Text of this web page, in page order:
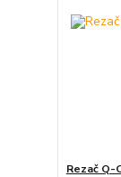
Rezač Q-